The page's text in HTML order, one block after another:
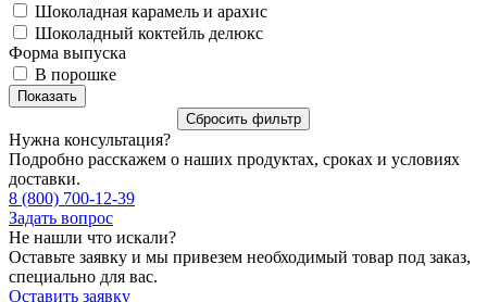
Шоколадная карамель и арахис
Шоколадный коктейль делюкс
Форма выпуска
В порошке
Нужна консультация?
Подробно расскажем о наших продуктах, сроках и условиях
доставки.
8 (800) 700-12-39
Задать вопрос
Не нашли что искали?
Оставьте заявку и мы привезем необходимый товар под заказ,
специально для вас.
Оставить заявку